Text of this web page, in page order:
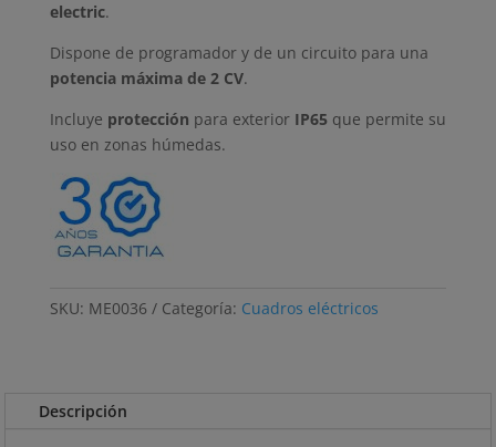
electric.
Dispone de programador y de un circuito para una
potencia máxima de 2 CV.
Incluye protección para exterior IP65que permite su
uso en zonas húmedas.
SKU: ME0036 Categoría: Cuadros eléctricos
Descripción